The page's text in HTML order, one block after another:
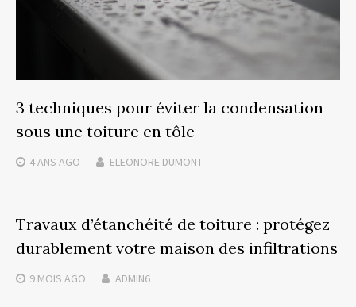
3 techniques pour éviter la condensation
sous une toiture en tôle
4 ANS AGO ELEONORE DUMONT
Travaux d’étanchéité de toiture : protégez
durablement votre maison des infiltrations
9 MOIS AGO ADMIN6